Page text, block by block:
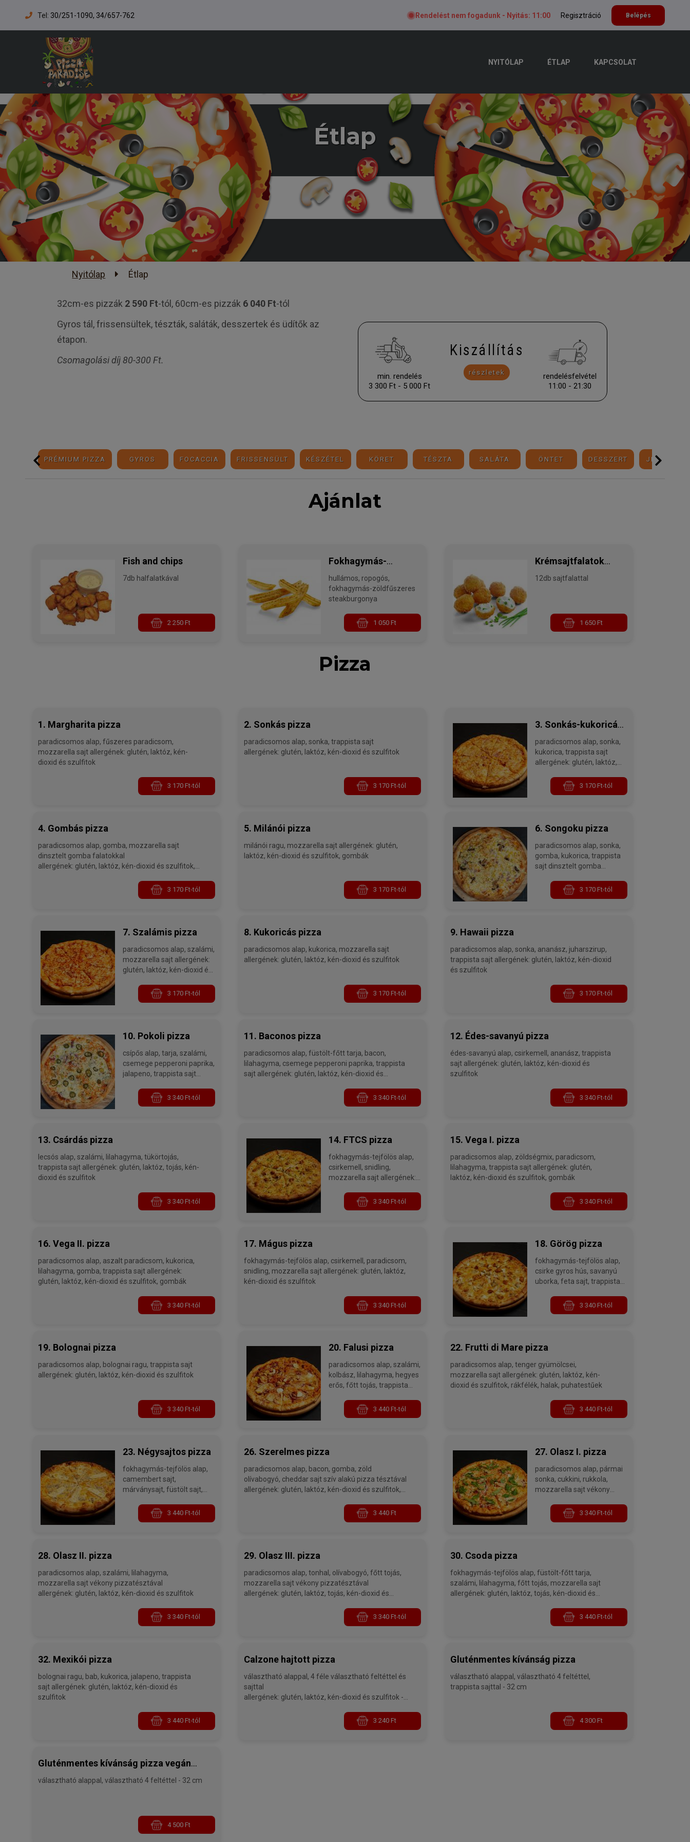
Tel: 30/251-1090, 34/657-762 Rendelést nem fogadunk - Nyitás: 11:00 Regisztráció Belépés
NYITÓLAP ÉTLAP KAPCSOLAT
Étlap
Nyitólap Étlap
32cm-es pizzák 2 590 Ft-tól, 60cm-es pizzák 6040Ft-tól
Gyros tál, frissensültek, tészták, saláták, desszertek és üdítők az
étapon.
Csomagolási díj 80-300 Ft.
min. rendelés
3 300 Ft - 5 000 Ft
Kiszállítás
részletek
rendelésfelvétel
11:00 - 21:30
PRÉMIUM PIZZA GYROS FOCACCIA FRISSENSÜLT KÉSZÉTEL KÖRET TÉSZTA SALÁTA ÖNTET DESSZERT JÉGKRÉM
Ajánlat
Fish and chips
7db halfalatkával
2 250 Ft
Fokhagymás-
zöldfűszeres
hullámos, ropogós,
fokhagymás-zöldfűszeres
steakburgonya
1 050 Ft
Krémsajtfalatok
metélőhagymával
12db sajtfalattal
1 650 Ft
Pizza
1. Margharita pizza
paradicsomos alap, fűszeres paradicsom,
mozzarella sajt allergének: glutén, laktóz, kén-
dioxid és szulfitok
3 170 Ft-tól
2. Sonkás pizza
paradicsomos alap, sonka, trappista sajt
allergének: glutén, laktóz, kén-dioxid és szulfitok
3 170 Ft-tól
3. Sonkás-kukoricás
pizza
paradicsomos alap, sonka,
kukorica, trappista sajt
allergének: glutén, laktóz,
3 170 Ft-tól
4. Gombás pizza
paradicsomos alap, gomba, mozzarella sajt
dinsztelt gomba falatokkal
allergének: glutén, laktóz, kén-dioxid és szulfitok,
3 170 Ft-tól
5. Milánói pizza
milánói ragu, mozzarella sajt allergének: glutén,
laktóz, kén-dioxid és szulfitok, gombák
3 170 Ft-tól
6. Songoku pizza
paradicsomos alap, sonka,
gomba, kukorica, trappista
sajt dinsztelt gomba
allergének: glutén, laktóz,
kén-dioxid és szulfitok,
3 170 Ft-tól
7. Szalámis pizza
paradicsomos alap, szalámi,
mozzarella sajt allergének:
glutén, laktóz, kén-dioxid és
3 170 Ft-tól
8. Kukoricás pizza
paradicsomos alap, kukorica, mozzarella sajt
allergének: glutén, laktóz, kén-dioxid és szulfitok
3 170 Ft-tól
9. Hawaii pizza
paradicsomos alap, sonka, ananász, juharszirup,
trappista sajt allergének: glutén, laktóz, kén-dioxid
és szulfitok
3 170 Ft-tól
10. Pokoli pizza
csípős alap, tarja, szalámi,
csemege pepperoni paprika,
jalapeno, trappista sajt
kén-dioxid és szulfitok
3 340 Ft-tól
11. Baconos pizza
paradicsomos alap, füstölt-főtt tarja, bacon,
lilahagyma, csemege pepperoni paprika, trappista
sajt allergének: glutén, laktóz, kén-dioxid és
3 340 Ft-tól
12. Édes-savanyú pizza
édes-savanyú alap, csirkemell, ananász, trappista
sajt allergének: glutén, laktóz, kén-dioxid és
szulfitok
3 340 Ft-tól
13. Csárdás pizza
lecsós alap, szalámi, lilahagyma, tükörtojás,
trappista sajt allergének: glutén, laktóz, tojás, kén-
dioxid és szulfitok
3 340 Ft-tól
14. FTCS pizza
fokhagymás-tejfölös alap,
csirkemell, snidling,
mozzarella sajt allergének:
szulfitok
3 340 Ft-tól
15. Vega I. pizza
paradicsomos alap, zöldségmix, paradicsom,
lilahagyma, trappista sajt allergének: glutén,
laktóz, kén-dioxid és szulfitok, gombák
3 340 Ft-tól
16. Vega II. pizza
paradicsomos alap, aszalt paradicsom, kukorica,
lilahagyma, gomba, trappista sajt allergének:
glutén, laktóz, kén-dioxid és szulfitok, gombák
3 340 Ft-tól
17. Mágus pizza
fokhagymás-tejfölös alap, csirkemell, paradicsom,
snidling, mozzarella sajt allergének: glutén, laktóz,
kén-dioxid és szulfitok
3 340 Ft-tól
18. Görög pizza
fokhagymás-tejfölös alap,
csirke gyros hús, savanyú
uborka, feta sajt, trappista
laktóz, kén-dioxid és
szulfitok
3 340 Ft-tól
19. Bolognai pizza
paradicsomos alap, bolognai ragu, trappista sajt
allergének: glutén, laktóz, kén-dioxid és szulfitok
3 340 Ft-tól
20. Falusi pizza
paradicsomos alap, szalámi,
kolbász, lilahagyma, hegyes
erős, főtt tojás, trappista
laktóz, tojás, kén-dioxid és
szulfitok
3 440 Ft-tól
22. Frutti di Mare pizza
paradicsomos alap, tenger gyümölcsei,
mozzarella sajt allergének: glutén, laktóz, kén-
dioxid és szulfitok, rákfélék, halak, puhatestűek
3 440 Ft-tól
23. Négysajtos pizza
fokhagymás-tejfölös alap,
camembert sajt,
márványsajt, füstölt sajt,
glutén, laktóz, kén-dioxid és
szulfitok
3 440 Ft-tól
26. Szerelmes pizza
paradicsomos alap, bacon, gomba, zöld
olívabogyó, cheddar sajt szív alakú pizza tésztával
allergének: glutén, laktóz, kén-dioxid és szulfitok,
3 440 Ft
27. Olasz I. pizza
paradicsomos alap, pármai
sonka, cukkini, rukkola,
mozzarella sajt vékony
allergének: glutén, laktóz,
kén-dioxid és szulfitok
3 340 Ft-tól
28. Olasz II. pizza
paradicsomos alap, szalámi, lilahagyma,
mozzarella sajt vékony pizzatésztával
allergének: glutén, laktóz, kén-dioxid és szulfitok
3 340 Ft-tól
29. Olasz III. pizza
paradicsomos alap, tonhal, olívabogyó, főtt tojás,
mozzarella sajt vékony pizzatésztával
allergének: glutén, laktóz, tojás, kén-dioxid és
3 340 Ft-tól
30. Csoda pizza
fokhagymás-tejfölös alap, füstölt-főtt tarja,
szalámi, lilahagyma, főtt tojás, mozzarella sajt
allergének: glutén, laktóz, tojás, kén-dioxid és
3 440 Ft-tól
32. Mexikói pizza
bolognai ragu, bab, kukorica, jalapeno, trappista
sajt allergének: glutén, laktóz, kén-dioxid és
szulfitok
3 440 Ft-tól
Calzone hajtott pizza
választható alappal, 4 féle választható feltéttel és
sajttal
allergének: glutén, laktóz, kén-dioxid és szulfitok -
3 240 Ft
Gluténmentes kívánság pizza
választható alappal, választható 4 feltéttel,
trappista sajttal - 32 cm
4 300 Ft
Gluténmentes kívánság pizza vegán
választható alappal, választható 4 feltéttel - 32 cm
4 500 Ft